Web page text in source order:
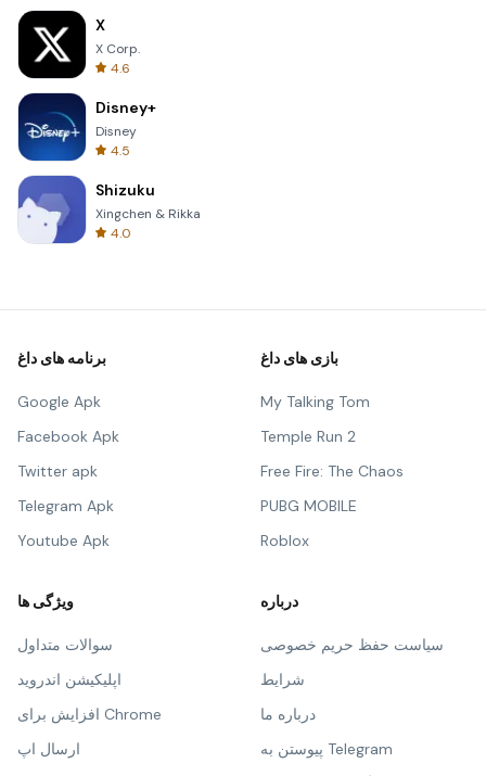
X
X Corp.
4.6
Disney+
Disney
4.5
Shizuku
Xingchen & Rikka
4.0
برنامه های داغ
Google Apk
Facebook Apk
Twitter apk
Telegram Apk
Youtube Apk
بازی های داغ
My Talking Tom
Temple Run 2
Free Fire: The Chaos
PUBG MOBILE
Roblox
ویژگی ها
سوالات متداول
اپلیکیشن اندروید
افزایش برای Chrome
ارسال اپ
درباره
سیاست حفظ حریم خصوصی
شرایط
درباره ما
پیوستن به Telegram